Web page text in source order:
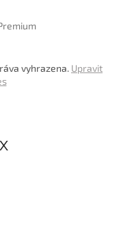
vyhrazena. Upravit